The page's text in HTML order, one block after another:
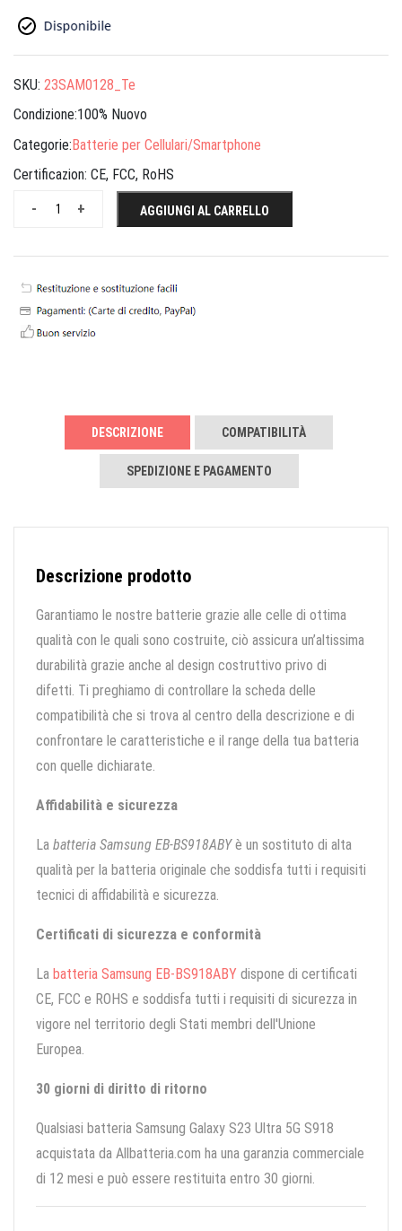
SKU: 23SAM0128_Te
Condizione:100% Nuovo
Categorie:Batterie per Cellulari/Smartphone
Certificazion: CE, FCC, RoHS
+
- AGGIUNGI AL CARRELLO
DESCRIZIONE COMPATIBILITÀ
SPEDIZIONE E PAGAMENTO
Descrizione prodotto
Garantiamo le nostre batterie grazie alle celle di ottima
qualità con le quali sono costruite, ciò assicura un’altissima
durabilità grazie anche al design costruttivo privo di
difetti. Ti preghiamo di controllare la scheda delle
compatibilità che si trova al centro della descrizione e di
confrontare le caratteristiche e il range della tua batteria
con quelle dichiarate.
Affidabilità e sicurezza
La batteria Samsung EB-BS918ABYè un sostituto di alta
qualità per la batteria originale che soddisfa tutti i requisiti
tecnici di affidabilità e sicurezza.
Certificati di sicurezza e conformità
La batteria Samsung EB-BS918ABY dispone di certificati
CE, FCC e ROHS e soddisfa tutti i requisiti di sicurezza in
vigore nel territorio degli Stati membri dell'Unione
Europea.
30 giorni di diritto di ritorno
Qualsiasi batteria Samsung Galaxy S23 Ultra 5G S918
acquistata da Allbatteria.com ha una garanzia commerciale
di 12 mesi e può essere restituita entro 30 giorni.